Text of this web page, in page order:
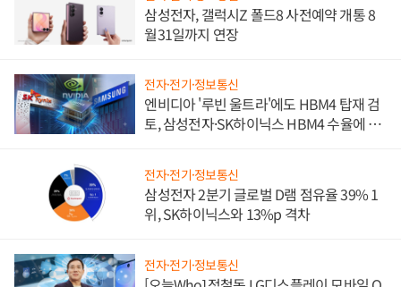
삼성전자, 갤럭시Z 폴드8 사전예약 개통 8
월31일까지 연장
전자·전기·정보통신
엔비디아 '루빈 울트라'에도 HBM4 탑재 검
토, 삼성전자·SK하이닉스 HBM4 수율에 주
전자·전기·정보통신
삼성전자 2분기 글로벌 D램 점유율 39% 1
위, SK하이닉스와 13%p 격차
전자·전기·정보통신